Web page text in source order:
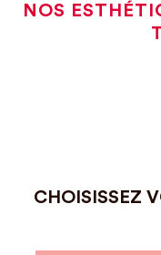
NOS
CHOISISSEZ